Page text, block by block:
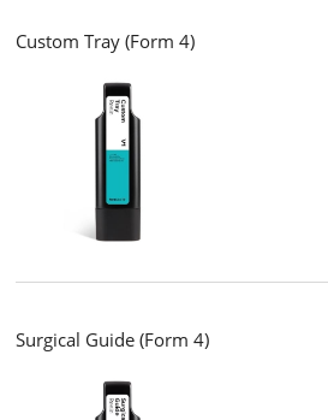
Custom Tray (Form 4)
Surgical Guide (Form 4)